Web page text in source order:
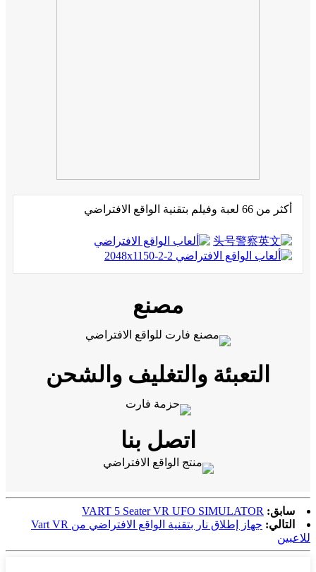
أكثر من 66 لعبة وفيلم بتقنية الواقع الافتراضي
مصنع
التعبئة والتغليف والشحن
اتصل بنا
سابق: VART 5 Seater VR UFO SIMULATOR
التالي:
جهاز إطلاق نار بتقنية الواقع الافتراضي من Vart VR
للاعبين